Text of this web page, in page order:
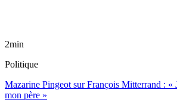
2min
Politique
Mazarine Pingeot sur François Mitterrand : «
mon père »